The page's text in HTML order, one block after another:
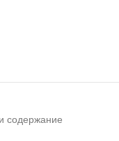
содержание